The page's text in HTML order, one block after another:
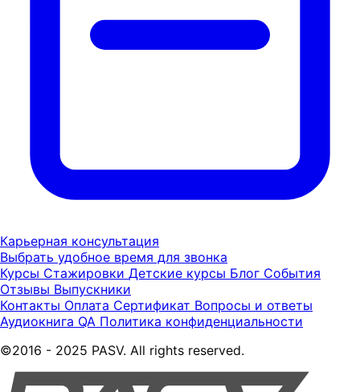
Карьерная консультация
Выбрать удобное время для звонка
Курсы Стажировки Детские курсы Блог События
Отзывы Выпускники
Контакты Оплата Сертификат Вопросы и ответы
Аудиокнига QA Политика конфиденциальности
©2016 - 2025 PASV. All rights reserved.